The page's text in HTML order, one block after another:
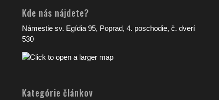
Kde nás nájdete?
Námestie sv. Egídia 95, Poprad, 4. poschodie, č. dverí
530
Kategórie článkov